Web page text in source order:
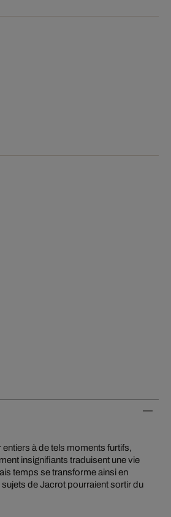
à de tels moments furtifs,
insignifiants traduisent une vie
temps se transforme ainsi en
de Jacrot pourraient sortir du